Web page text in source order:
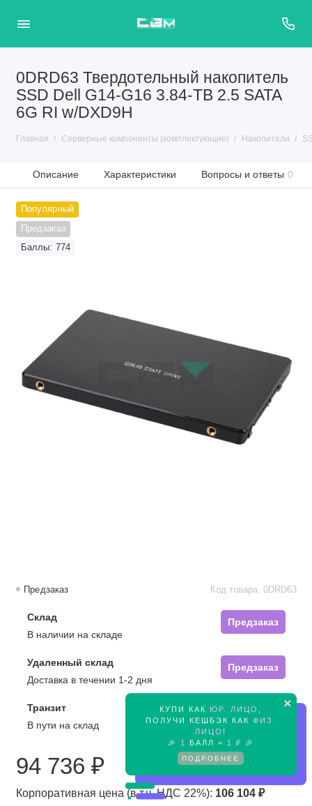
0DRD63 Твердотельный накопитель
SSD Dell G14-G16 3.84-TB 2.5 SATA
6G RI w/DXD9H
Главная Серверные компоненты (комплектующие) Накопители
Описание Характеристики Вопросы и ответы 0
Популярный
Предзаказ
Баллы: 774
×
КУПИ КАК ЮР. ЛИЦО
ПОЛУЧИ КЕШБЭК КАК ФИЗ.
ЛИЦО !
🎉
1 БАЛЛ = 1 ₽ 🎉
ПОДРОБНЕЕ
Предзаказ Код товара: 0DRD63
Склад
Предзаказ
В наличии на складе
Удаленный склад
Предзаказ
Доставка в течении 1-2 дня
Транзит
Предзаказ
В пути на склад
94 736 ₽
Корпоративная цена (в т.ч. НДС 22%): 106 104 ₽